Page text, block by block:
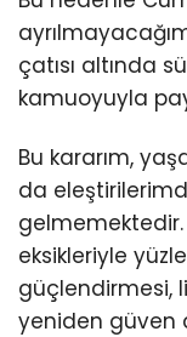
çatısı altında
kamuoyuyla
Bu kararım,
da
eksikleriyle
güçlendirmesi,
yeniden güven